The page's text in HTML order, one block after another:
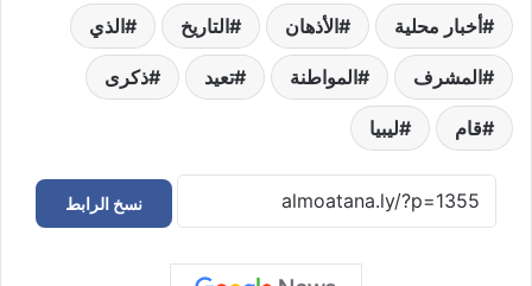
أخبار محلية الأذهان التاريخ الذي
المشرف المواطنة تعيد ذكرى
قام ليبيا
نسخ الرابط